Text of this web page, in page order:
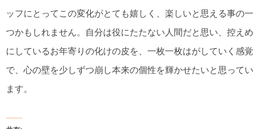
ッフにとってこの変化がとても嬉しく、楽しいと思える事の一
つかもしれません。自分は役にたたない人間だと思い、控えめ
にしているお年寄りの化けの皮を、一枚一枚はがしていく感覚
で、心の壁を少しずつ崩し本来の個性を輝かせたいと思ってい
ます。